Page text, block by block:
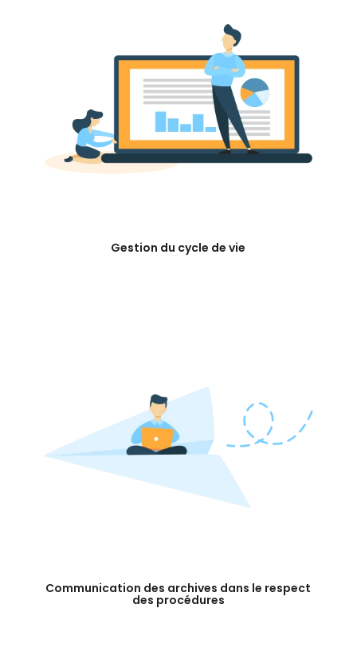
Gestion du cycle de vie
Communication des archives dans le respect
des procédures